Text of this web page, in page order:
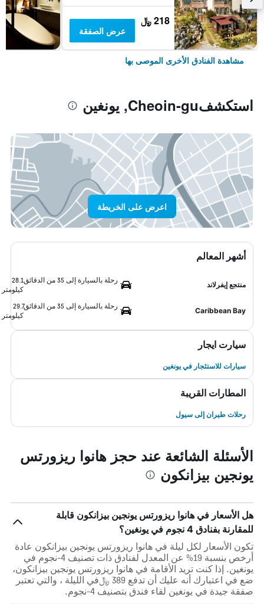
218 ﷼
عرض الصفقة
مشاهدة الفنادق الأخرى الموصى بها
استكشفCheoin-gu, يونغين
اعرض على الخريطة
أشهر المعالم
منتجع إيفرلاند
رحلة بالسيارة إلى 35 من الدقائق
28.1
كيلومتر
Caribbean Bay
رحلة بالسيارة إلى 35 من الدقائق
29.7
كيلومتر
سيارت ايجار
سيارات للاستئجار في يونغين
المطارات القريبة
رحلات طيران إلى سيول
الأسئلة الشائعة عند حجز هانوا ريزورتس
يونجين بيزانكون
هل الأسعار في هانوا ريزورتس يونجين بيزانكون قابلة
للمقارنة بفنادق 4 نجوم في يونغين؟
تكون الأسعار لكل ليلة في هانوا ريزورتس يونجين بيزانكون عادة
أرخص بنسبة 19% عن المعدل لفنادق ذات تصنيف 4-نجوم في
يونغين. إذا كنت تريد الأقامة في هانوا ريزورتس يونجين بيزانكون،
ضع في اعتبارك أنه عليك أن تدفع 389 ﷼في الليلة ، والتي تعتبر
صفقة جيدة في يونغين لقاء فندق بتصنيف 4-نجوم.